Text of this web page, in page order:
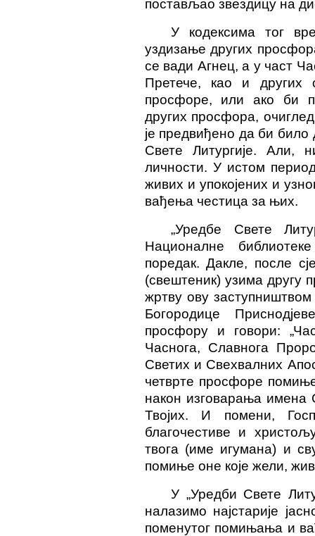
постављао звездицу на
У кодексима тог
уздизање других
се вади Агнец, а у част
Претече, као и других
просфоре, или ако би
других просфора,
је предвиђено да би
Свете Литургије. Али,
личности. У истом
живих и упокојених и
вађења честица за њих.
„Уредбе Свете
Националне
поредак. Дакле, после
(свештеник) узима другу
жртву ову
Богородице
просфору и говори:
Часнога, Славнога
Светих и Свехвалних
четврте просфоре
након изговарања имена
Твојих. И помени,
благочестиве и
твога (име игумана) и
помиње оне које жели,
У „Уредби Свете
налазимо најстарије
поменутог помињања и